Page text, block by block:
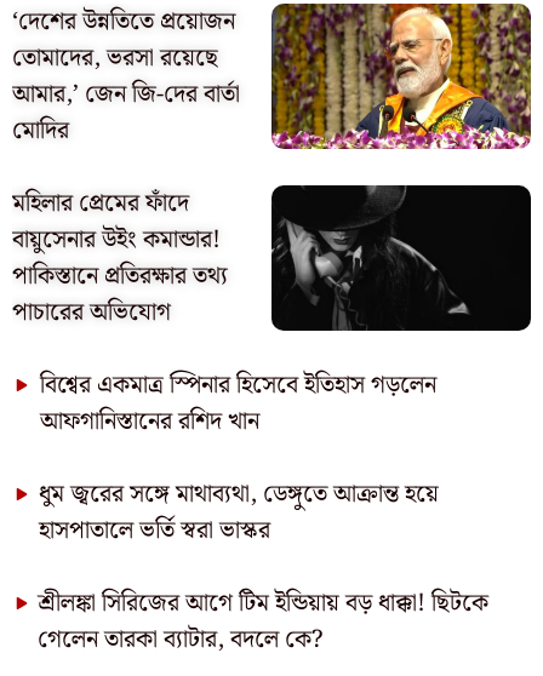
‘দেশের উন্নতিতে প্রয়োজন
তোমাদের, ভরসা রয়েছে
আমার,’ জেন জি-দের বার্তা
মোদির
মহিলার প্রেমের ফাঁদে
বায়ুসেনার উইং কমান্ডার!
পাকিস্তানে প্রতিরক্ষার তথ্য
পাচারের অভিযোগ
বিশ্বের একমাত্র স্পিনার হিসেবে ইতিহাস গড়লেন
আফগানিস্তানের রশিদ খান
ধুম জ্বরের সঙ্গে মাথাব্যথা, ডেঙ্গুতে আক্রান্ত হয়ে
হাসপাতালে ভর্তি স্বরা ভাস্কর
শ্রীলঙ্কা সিরিজের আগে টিম ইন্ডিয়ায় বড় ধাক্কা! ছিটকে
গেলেন তারকা ব্যাটার, বদলে কে?